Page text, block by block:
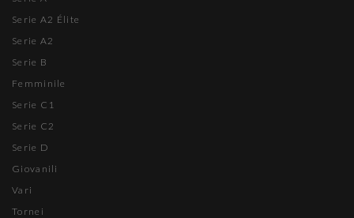
Serie A2 Élite
Serie A2
Serie B
Femminile
Serie C1
Serie C2
Serie D
Giovanili
Vari
Tornei